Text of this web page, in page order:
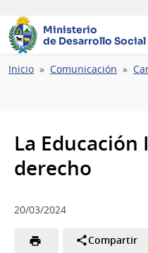
Ministerio
de Desarrollo Social
Ruta
Inicio Comunicación
La
derecho
20/03/2024
Compartir